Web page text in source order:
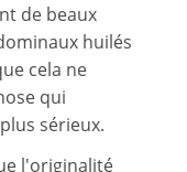
de beaux
huilés
cela ne
qui
sérieux.
l'originalité